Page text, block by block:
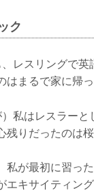
ク
レスリングで英
はまるで家に帰
）私はレスラー
残りだったのは
私が最初に習っ
エキサイティン